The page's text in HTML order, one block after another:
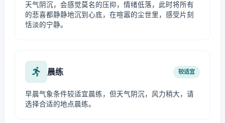
天气阴沉，会感觉莫名的压抑，情绪低落，此时将所有
的悲喜都静静地沉到心底，在喧嚣的尘世里，感受片刻
恬淡的宁静。
晨练 较适宜
早晨气象条件较适宜晨练，但天气阴沉，风力稍大，请
选择合适的地点晨练。